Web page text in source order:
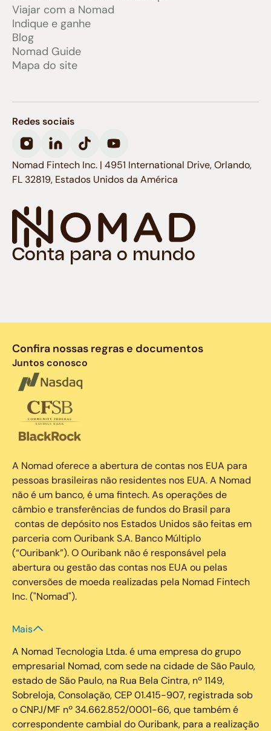
Viajar com a Nomad
Indique e ganhe
Blog
Nomad Guide
Mapa do site
Conta para o mundo
Redes sociais
Nomad Fintech Inc. | 4951 International Drive, Orlando,
FL 32819, Estados Unidos da América
Confira nossas regras e documentos
Juntos conosco
A Nomad oferece a abertura de contas nos EUA para
pessoas brasileiras não residentes nos EUA. A Nomad
não é um banco, é uma fintech. As operações de
câmbio e transferências de fundos do Brasil para
contas de depósito nos Estados Unidos são feitas em
parceria com Ouribank S.A. Banco Múltiplo
(“Ouribank”). O Ouribank não é responsável pela
abertura ou gestão das contas nos EUA ou pelas
conversões de moeda realizadas pela Nomad Fintech
Inc. ("Nomad").
Mais
A Nomad Tecnologia Ltda. é uma empresa do grupo
empresarial Nomad, com sede na cidade de São Paulo,
estado de São Paulo, na Rua Bela Cintra, nº 1149,
Sobreloja, Consolação, CEP 01.415-907, registrada sob
o CNPJ/MF nº 34.662.852/0001-66, que também é
correspondente cambial do Ouribank, para a realização